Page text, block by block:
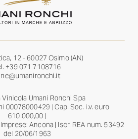
12 - 60027 Osimo (AN)
+39 071 7108716
Umani Ronchi Spa
00078000429 | Cap. Soc. i.v. euro
610.000,00 |
Ancona | Iscr. REA num. 53492
del 20/06/1963